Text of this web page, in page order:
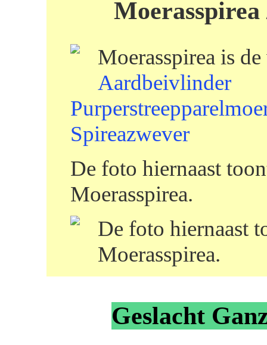
Moerasspirea is
Aardbeivlinder
Spireazwever
De foto hiernaast
Moerasspirea.
De foto hiernaast
Moerasspirea.
Geslacht